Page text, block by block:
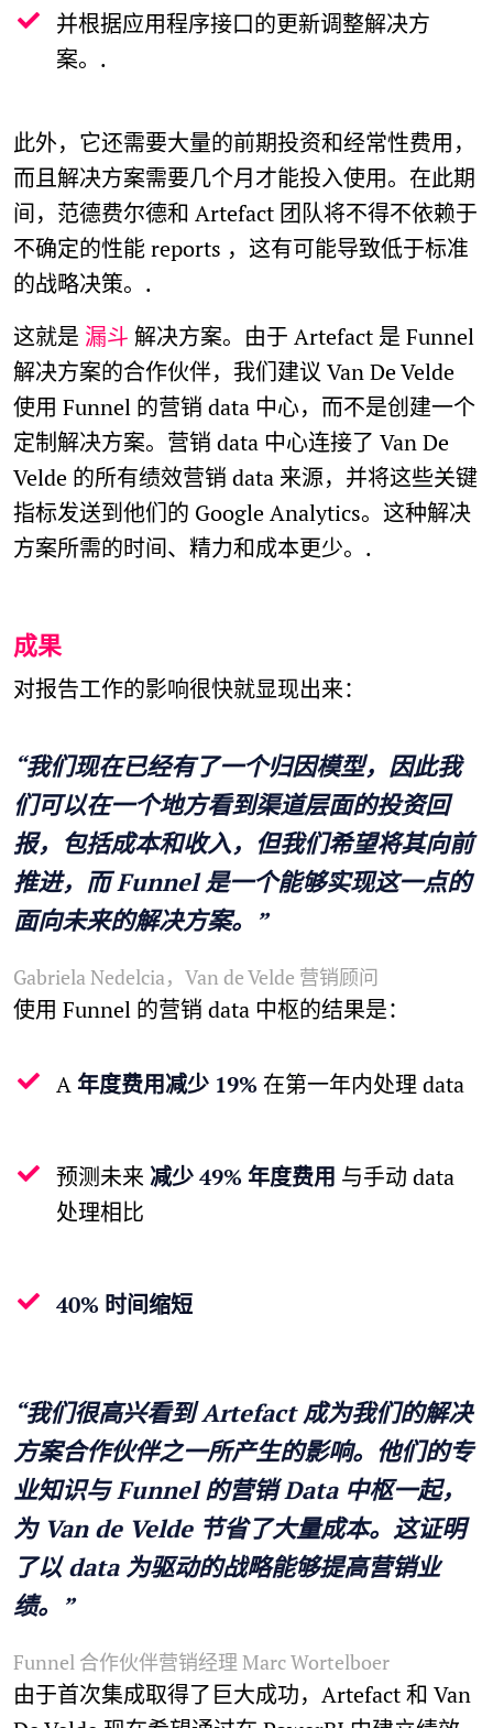
并根据应用程序接口的更新调整解决方
案。.
此外，它还需要大量的前期投资和经常性费用，
而且解决方案需要几个月才能投入使用。在此期
间，范德费尔德和 Artefact 团队将不得不依赖于
不确定的性能 reports ，这有可能导致低于标准
的战略决策。.
这就是 漏斗 解决方案。由于 Artefact 是 Funnel
解决方案的合作伙伴，我们建议 Van De Velde
使用 Funnel 的营销 data 中心，而不是创建一个
定制解决方案。营销 data 中心连接了 Van De
Velde 的所有绩效营销 data 来源，并将这些关键
指标发送到他们的 Google Analytics。这种解决
方案所需的时间、精力和成本更少。.
成果
对报告工作的影响很快就显现出来：
“我们现在已经有了一个归因模型，因此我
们可以在一个地方看到渠道层面的投资回
报，包括成本和收入，但我们希望将其向前
推进，而 Funnel 是一个能够实现这一点的
面向未来的解决方案。”
Gabriela Nedelcia，Van de Velde 营销顾问
使用 Funnel 的营销 data 中枢的结果是：
A 年度费用减少 19%在第一年内处理 data
预测未来减少 49% 年度费用 与手动 data
处理相比
40% 时间缩短
“我们很高兴看到 Artefact 成为我们的解决
方案合作伙伴之一所产生的影响。他们的专
业知识与 Funnel 的营销 Data 中枢一起，
为 Van de Velde 节省了大量成本。这证明
了以 data 为驱动的战略能够提高营销业
绩。”
Funnel 合作伙伴营销经理 Marc Wortelboer
由于首次集成取得了巨大成功，Artefact 和 Van